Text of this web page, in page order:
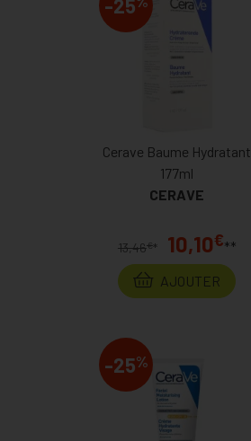
-25
Cerave Baume Hydratant
177ml
CERAVE
13,46€* 10,10€**
AJOUTER
-25%